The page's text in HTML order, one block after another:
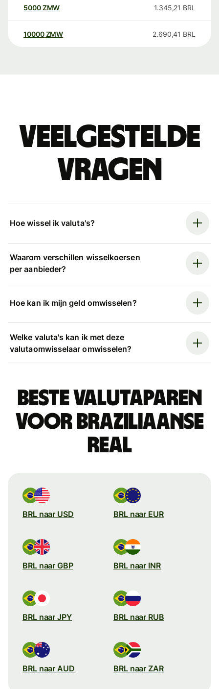
5000ZMW 1.345,21 BRL
10000 ZMW 2.690,41 BRL
Veelgestelde
vragen
Hoe wissel ik valuta's?
Waarom verschillen wisselkoersen
per aanbieder?
Hoe kan ik mijn geld omwisselen?
Welke valuta's kan ik met deze
valutaomwisselaar omwisselen?
Beste valutaparen
voor Braziliaanse
real
BRL naar USD BRL naar EUR
BRL naar GBP BRL naar INR
BRL naar JPY BRL naar RUB
BRL naar AUD BRL naar ZAR